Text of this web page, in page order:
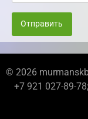
Отправить
© 2026
+7 921 027-89-